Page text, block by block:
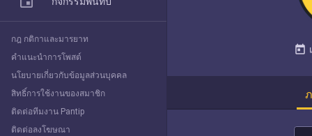
today
Explore
กฎ กติกาและมารยาท
คำแนะนำการโพสต์
นโยบายเกี่ยวกับข้อมูลส่วนบุคคล
สิทธิ์การใช้งานของสมาชิก
ติดต่อทีมงาน Pantip
ติดต่อลงโฆษณา